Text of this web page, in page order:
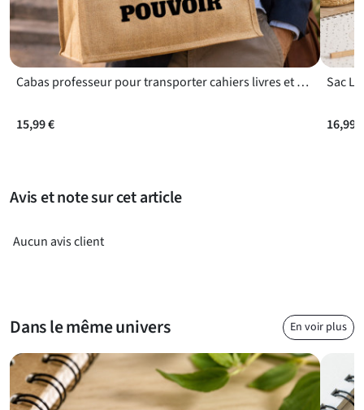
bonne impression.
Cabas professeur pour transporter cahiers livres et repas du midi
15,99 € 16,99 €
Avis et note sur cet article
Aucun avis client
Dans le même univers En voir plus